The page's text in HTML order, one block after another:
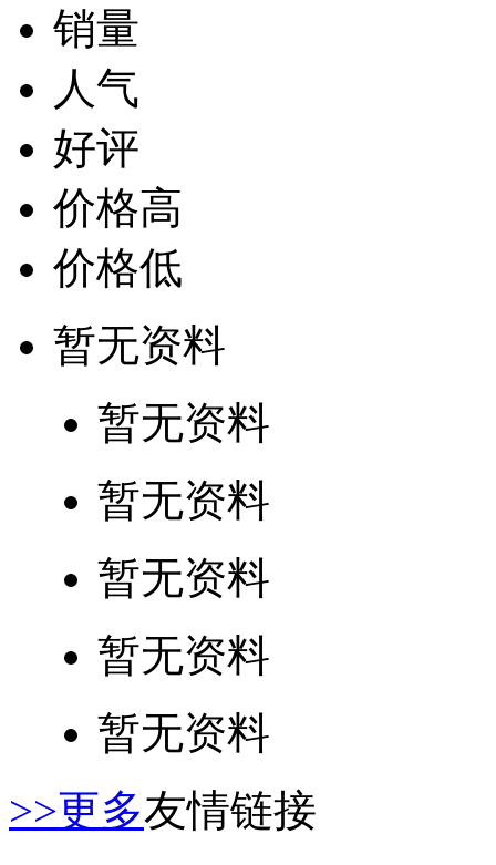
销量
人气
好评
价格高
价格低
暂无资料
暂无资料
暂无资料
暂无资料
暂无资料
暂无资料
>>更多友情链接